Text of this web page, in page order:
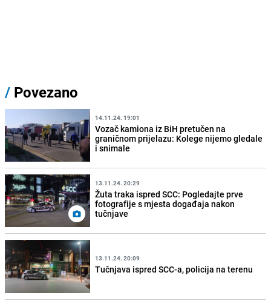
/ Povezano
14.11.24. 19:01
Vozač kamiona iz BiH pretučen na
graničnom prijelazu: Kolege nijemo gledale
i snimale
13.11.24. 20:29
Žuta traka ispred SCC: Pogledajte prve
fotografije s mjesta događaja nakon
tučnjave
13.11.24. 20:09
Tučnjava ispred SCC-a, policija na terenu